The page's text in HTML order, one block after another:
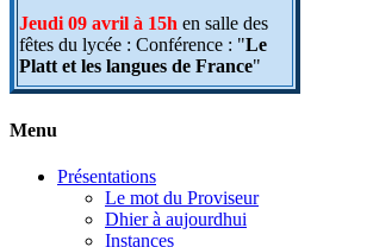
Jeudi 09 avril à 15h
en salle des
fêtes du lycée : Conférence : "Le
Platt et les langues de France"
dans le cadre du festival Mir redde
Platt (entrée libre)
A ne pas manquer
année le SAMEDI 21 MARS 2015
de 9h à 12h dans le bâtiment
Berthelot ! Futurs élèves de
Menu
Présentations
Le mot du Proviseur
Dhier à aujourdhui
Instances